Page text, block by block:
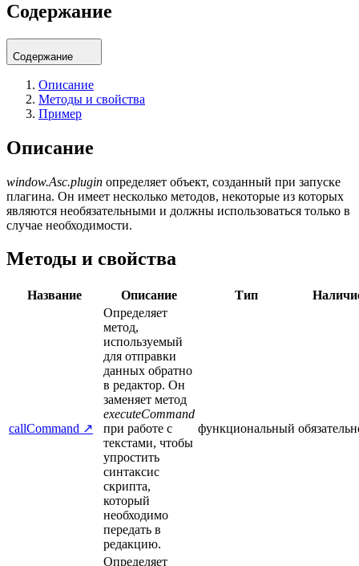
Содержание
Содержание
Описание
Методы и свойства
Пример
Описание
window.Asc.plugin определяет объект, созданный при запуске
плагина. Он имеет несколько методов, некоторые из которых
являются необязательными и должны использоваться только в
случае необходимости.
Методы и свойства
Название Описание Тип
callCommand ↗
Определяет
метод,
используемый
для отправки
данных обратно
в редактор. Он
заменяет метод
executeCommand
при работе с
текстами, чтобы
упростить
синтаксис
скрипта,
который
необходимо
передать в
редакцию.
функциональный
Определяет